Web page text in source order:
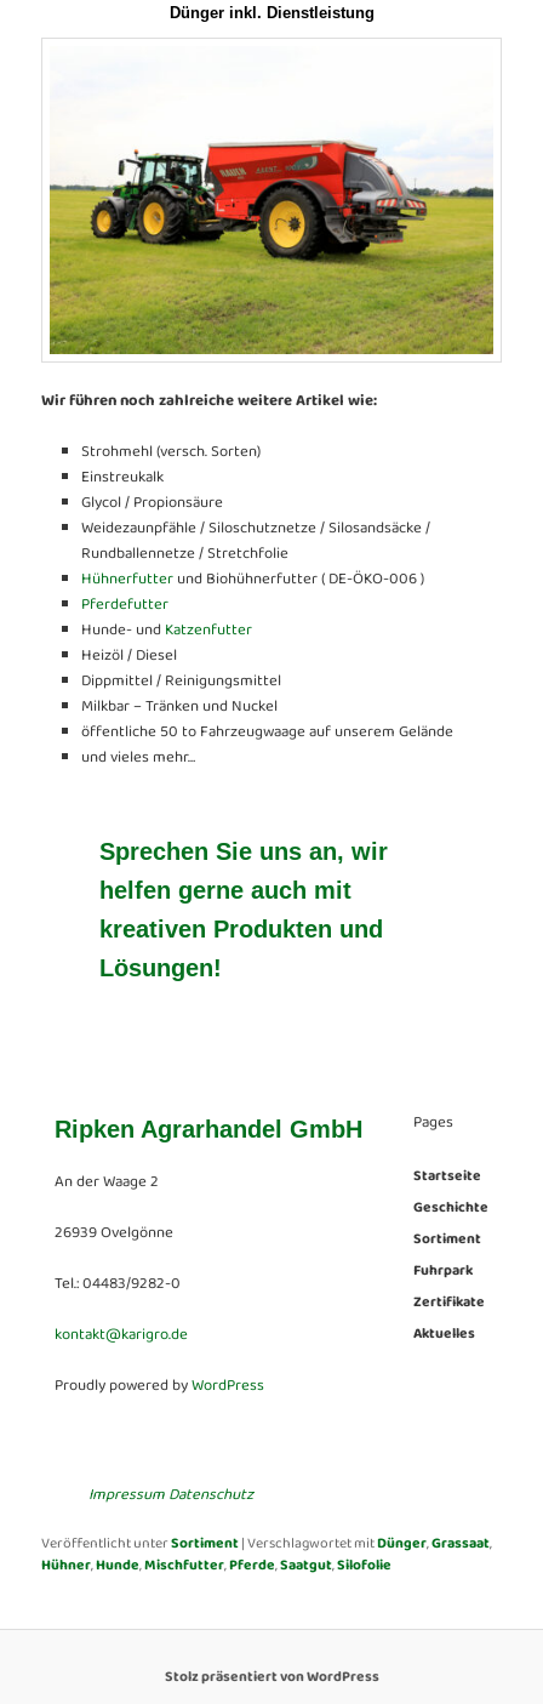
Dünger inkl. Dienstleistung
Wir führen noch zahlreiche weitere Artikel wie:
Strohmehl (versch. Sorten)
Einstreukalk
Glycol / Propionsäure
Weidezaunpfähle / Siloschutznetze / Silosandsäcke /
Rundballennetze / Stretchfolie
Hühnerfutterund Biohühnerfutter ( DE-ÖKO-006 )
Pferdefutter
Hunde- und Katzenfutter
Heizöl / Diesel
Dippmittel / Reinigungsmittel
Milkbar – Tränken und Nuckel
öffentliche 50 to Fahrzeugwaage auf unserem Gelände
und vieles mehr…
Sprechen Sie uns an, wir
helfen gerne auch mit
kreativen Produkten und
Lösungen!
Ripken Agrarhandel GmbH
An der Waage 2
26939 Ovelgönne
Tel.: 04483/9282-0
kontakt@karigro.de
Proudly powered byWordPress
Pages
Startseite
Geschichte
Sortiment
Fuhrpark
Zertifikate
Aktuelles
Impressum Datenschutz
Veröffentlicht unterSortiment|Verschlagwortet mitDünger,Grassaat,
Hühner,Hunde,Mischfutter,Pferde,Saatgut,Silofolie
Stolz präsentiert von WordPress